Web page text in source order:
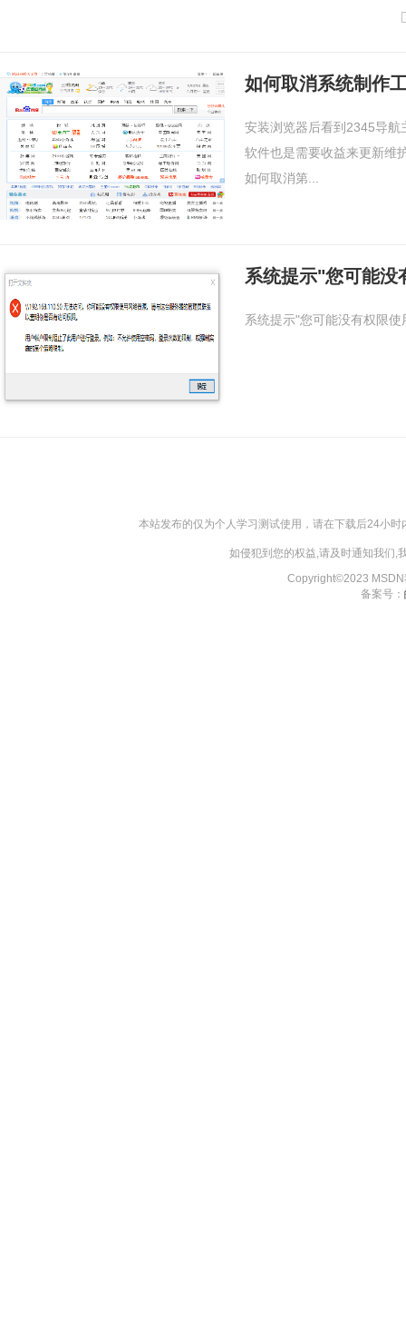
如何取消系统制作
安装浏览器后看到2345导航
软件也是需要收益来更新维
如何取消第...
系统提示"您可能没
系统提示"您可能没有权限
本站发布的仅为个人学习测试使用，请在下载后24小
如侵犯到您的权益,请及时通知我们,
Copyright©2023
备案号：